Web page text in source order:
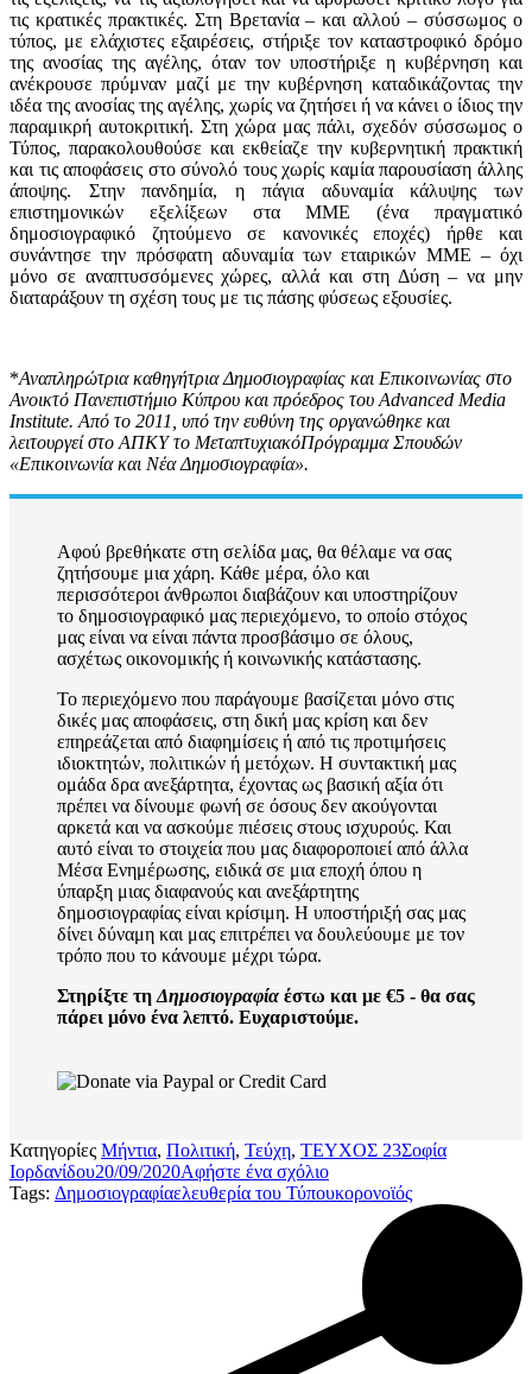
τις κρατικές πρακτικές. Στη Βρετανία – και αλλού – σύσσωμος ο
τύπος, με ελάχιστες εξαιρέσεις, στήριξε τον καταστροφικό δρόμο
της ανοσίας της αγέλης, όταν τον υποστήριξε η κυβέρνηση και
ανέκρουσε πρύμναν μαζί με την κυβέρνηση καταδικάζοντας την
ιδέα της ανοσίας της αγέλης, χωρίς να ζητήσει ή να κάνει ο ίδιος την
παραμικρή αυτοκριτική. Στη χώρα μας πάλι, σχεδόν σύσσωμος ο
Τύπος, παρακολουθούσε και εκθείαζε την κυβερνητική πρακτική
και τις αποφάσεις στο σύνολό τους χωρίς καμία παρουσίαση άλλης
άποψης. Στην πανδημία, η πάγια αδυναμία κάλυψης των
επιστημονικών εξελίξεων στα ΜΜΕ (ένα πραγματικό
δημοσιογραφικό ζητούμενο σε κανονικές εποχές) ήρθε και
συνάντησε την πρόσφατη αδυναμία των εταιρικών ΜΜΕ – όχι
μόνο σε αναπτυσσόμενες χώρες, αλλά και στη Δύση – να μην
διαταράξουν τη σχέση τους με τις πάσης φύσεως εξουσίες.
*Αναπληρώτρια καθηγήτρια Δημοσιογραφίας και Επικοινωνίας στο
Ανοικτό Πανεπιστήμιο Κύπρου και πρόεδρος του Advanced Media
Institute. Από το 2011, υπό την ευθύνη της οργανώθηκε και
λειτουργεί στο ΑΠΚΥτο ΜεταπτυχιακόΠρόγραμμα Σπουδών
«Επικοινωνία και Νέα Δημοσιογραφία».
Αφού βρεθήκατε στη σελίδα μας, θα θέλαμε να σας
ζητήσουμε μια χάρη. Κάθε μέρα, όλο και
περισσότεροι άνθρωποι διαβάζουν και υποστηρίζουν
το δημοσιογραφικό μας περιεχόμενο, το οποίο στόχος
μας είναι να είναι πάντα προσβάσιμο σε όλους,
ασχέτως οικονομικής ή κοινωνικής κατάστασης.
Το περιεχόμενο που παράγουμε βασίζεται μόνο στις
δικές μας αποφάσεις, στη δική μας κρίση και δεν
επηρεάζεται από διαφημίσεις ή από τις προτιμήσεις
ιδιοκτητών, πολιτικών ή μετόχων. Η συντακτική μας
ομάδα δρα ανεξάρτητα, έχοντας ως βασική αξία ότι
πρέπει να δίνουμε φωνή σε όσους δεν ακούγονται
αρκετά και να ασκούμε πιέσεις στους ισχυρούς. Και
αυτό είναι το στοιχεία που μας διαφοροποιεί από άλλα
Μέσα Ενημέρωσης, ειδικά σε μια εποχή όπου η
ύπαρξη μιας διαφανούς και ανεξάρτητης
δημοσιογραφίας είναι κρίσιμη. Η υποστήριξή σας μας
δίνει δύναμη και μας επιτρέπει να δουλεύουμε με τον
τρόπο που το κάνουμε μέχρι τώρα.
Στηρίξτε τη Δημοσιογραφία έστω και με €5 - θα σας
πάρει μόνο ένα λεπτό. Ευχαριστούμε.
Κατηγορίες Μήντια, Πολιτική, Τεύχη, ΤΕΥΧΟΣ 23Σοφία
Ιορδανίδου20/09/2020Αφήστε ένα σχόλιο
Tags: Δημοσιογραφίαελευθερία του Τύπουκορονοϊός